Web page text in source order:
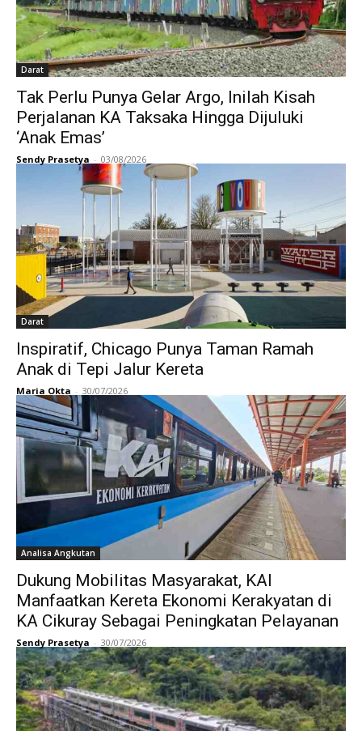
Darat
Tak Perlu Punya Gelar Argo, Inilah Kisah
Perjalanan KA Taksaka Hingga Dijuluki
‘Anak Emas’
Sendy Prasetya - 03/08/2026
Darat
Inspiratif, Chicago Punya Taman Ramah
Anak di Tepi Jalur Kereta
Maria Okta - 30/07/2026
Analisa Angkutan
Dukung Mobilitas Masyarakat, KAI
Manfaatkan Kereta Ekonomi Kerakyatan di
KA Cikuray Sebagai Peningkatan Pelayanan
Sendy Prasetya - 30/07/2026